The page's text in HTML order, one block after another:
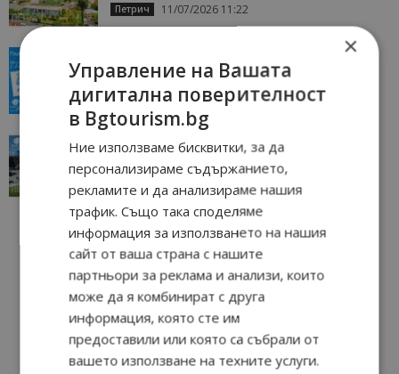
Петрич 11/07/2026 11:22
“Пощенска картичка от…”: Пловдив, градът на
всички времена
Пловдив 23/06/2026 10:00
“Пощенска картичка от…”: Перник – град на
традициите, културата и вдъхновяващите...
17/06/2026 09:01
×
Управление на Вашата
дигитална поверителност
в Bgtourism.bg
Ние използваме бисквитки, за да
персонализираме съдържанието,
рекламите и да анализираме нашия
трафик. Също така споделяме
информация за използването на нашия
сайт от ваша страна с нашите
партньори за реклама и анализи, които
може да я комбинират с друга
информация, която сте им
предоставили или която са събрали от
вашето използване на техните услуги.